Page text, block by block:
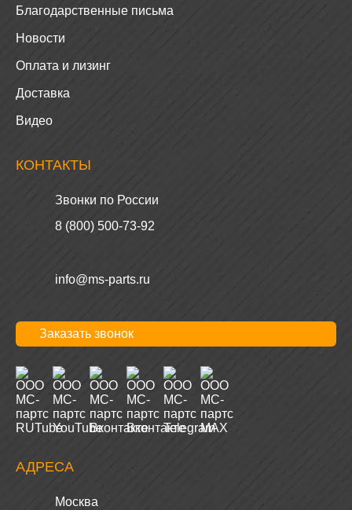
Благодарственные письма
Новости
Оплата и лизинг
Доставка
Видео
КОНТАКТЫ
Звонки по России
8 (800) 500-73-92
info@ms-parts.ru
Заказать звонок
АДРЕСА
Москва